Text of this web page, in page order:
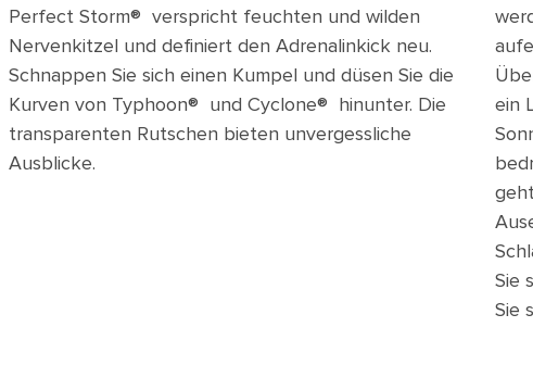
Perfect Storm® verspricht feuchten und wilden
Nervenkitzel und definiert den Adrenalinkick neu.
Schnappen Sie sich einen Kumpel und düsen Sie die
Kurven von Typhoon® und Cyclone® hinunter. Die
transparenten Rutschen bieten unvergessliche
Ausblicke.
ein
Sie
Sie